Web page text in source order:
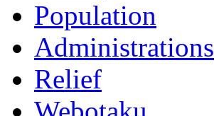
Population
Administrations
Relief